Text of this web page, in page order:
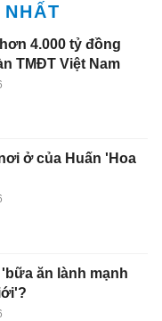
4.000 tỷ đồng
TMĐT Việt Nam
ở của Huấn 'Hoa
ăn lành mạnh